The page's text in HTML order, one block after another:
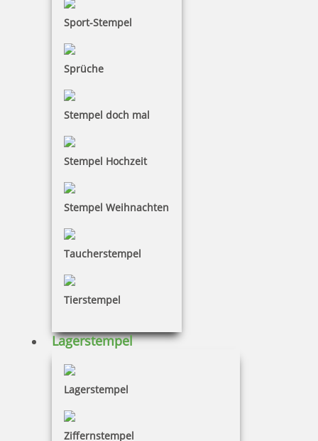
Sport-Stempel
Sprüche
Stempel doch mal
Stempel Hochzeit
Stempel Weihnachten
Taucherstempel
Tierstempel
Lagerstempel
Lagerstempel
Ziffernstempel